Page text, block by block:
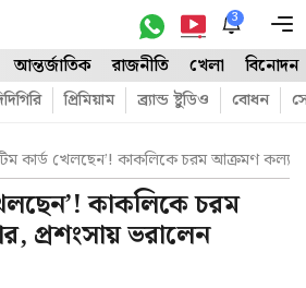
3
আন্তর্জাতিক রাজনীতি খেলা বিনোদন
প্রিমিয়াম ব্র্যান্ড ষ্টুডিও বোধন
কার্ড খেলছেন’! কাকলিকে চরম আক্রমণ
কাকলিকে চরম
প্রশংসায় ভরালেন